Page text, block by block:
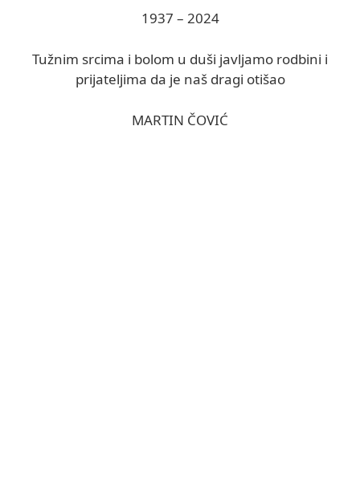
1937 – 2024
Tužnim srcima i bolom u duši javljamo rodbini i
prijateljima da je naš dragi otišao
MARTIN ČOVIĆ